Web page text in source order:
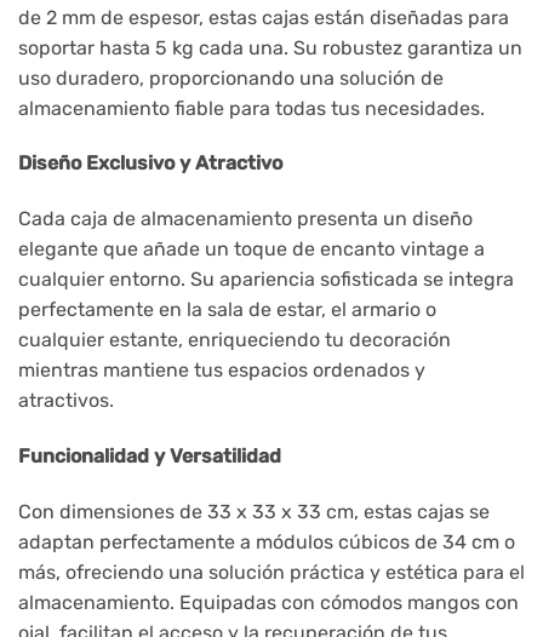
de 2 mm de espesor, estas cajas están diseñadas para
soportar hasta 5 kg cada una. Su robustez garantiza un
uso duradero, proporcionando una solución de
almacenamiento fiable para todas tus necesidades.
Diseño Exclusivo y Atractivo
Cada caja de almacenamiento presenta un diseño
elegante que añade un toque de encanto vintage a
cualquier entorno. Su apariencia sofisticada se integra
perfectamente en la sala de estar, el armario o
cualquier estante, enriqueciendo tu decoración
mientras mantiene tus espacios ordenados y
atractivos.
Funcionalidad y Versatilidad
Con dimensiones de 33 x 33 x 33 cm, estas cajas se
adaptan perfectamente a módulos cúbicos de 34 cm o
más, ofreciendo una solución práctica y estética para el
almacenamiento. Equipadas con cómodos mangos con